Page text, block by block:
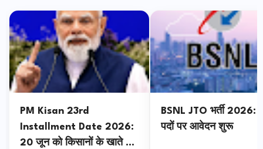
PM Kisan 23rd
Installment Date 2026:
20 जून को किसानों के खाते में
BSNL JTO भर्ती 2026:
पदों पर आवेदन शुरू